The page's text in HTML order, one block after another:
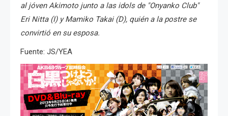
al jóven Akimoto junto a las idols de "Onyanko Club"
Eri Nitta (I) y Mamiko Takai (D), quién a la postre se
convirtió en su esposa.
Fuente: JS/YEA